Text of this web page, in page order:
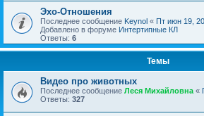
Эхо-Отношения
Последнее сообщение Keynol « Пт июн 19,
Добавлено в форуме Интертипные КЛ
Ответы: 6
Темы
Видео про животных
Последнее сообщение Леся Михайловна «
Ответы: 327